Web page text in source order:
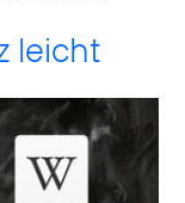
leicht